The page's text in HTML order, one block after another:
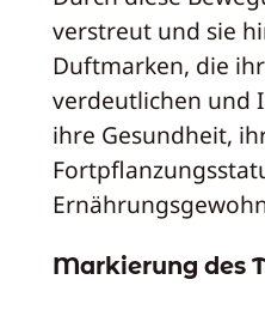
verstreut und sie
Duftmarken, die
verdeutlichen und
ihre Gesundheit,
Markierung des